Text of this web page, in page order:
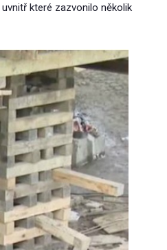
které zazvonilo několik